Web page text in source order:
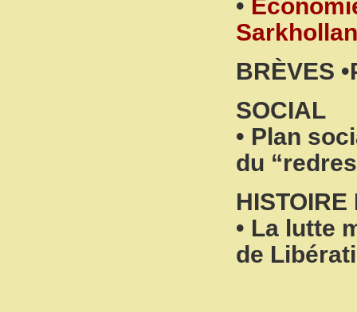
•
BRÈVES
SOCIAL
• Plan
du
HISTOIRE
• La lutte
de